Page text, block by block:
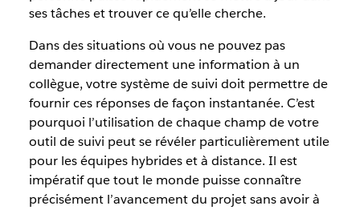
ses tâches et trouver ce qu’elle cherche.
Dans des situations où vous ne pouvez pas
demander directement une information à un
collègue, votre système de suivi doit permettre de
fournir ces réponses de façon instantanée. C’est
pourquoi l’utilisation de chaque champ de votre
outil de suivi peut se révéler particulièrement utile
pour les équipes hybrides et à distance. Il est
impératif que tout le monde puisse connaître
précisément l’avancement du projet sans avoir à